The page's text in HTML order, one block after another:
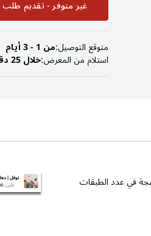
غير متوفر - تقديم طلب
متوقع التوصيل:من 1 - 3 أيام
استلام من المعرض:خلال 25 دقيقة
في عدد الطبقات